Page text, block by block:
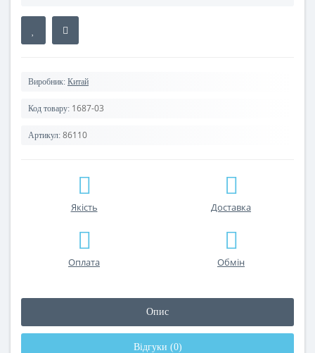
Виробник: Китай
Код товару: 1687-03
Артикул: 86110
Якість Доставка
Оплата Обмін
Опис
Відгуки (0)